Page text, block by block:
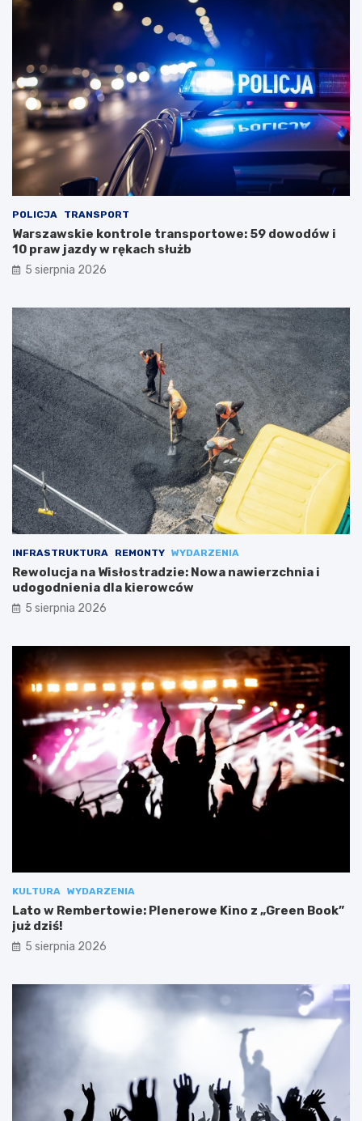
POLICJA TRANSPORT
Warszawskie kontrole transportowe: 59 dowodów i
10 praw jazdy w rękach służb
5 sierpnia 2026
INFRASTRUKTURA REMONTY WYDARZENIA
Rewolucja na Wisłostradzie: Nowa nawierzchnia i
udogodnienia dla kierowców
5 sierpnia 2026
KULTURA WYDARZENIA
Lato w Rembertowie: Plenerowe Kino z „Green Book”
już dziś!
5 sierpnia 2026